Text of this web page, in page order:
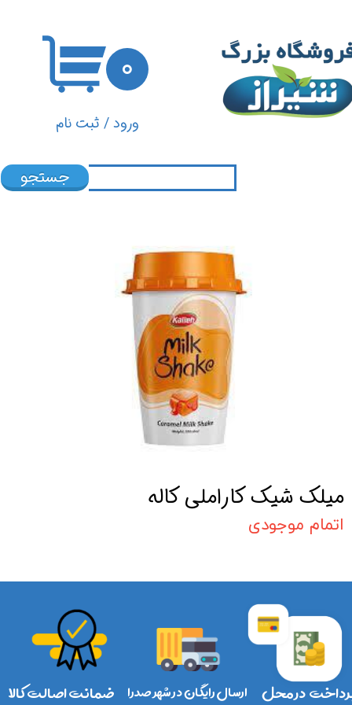
ورود/ ثبت نام
تغییر گذر واژه
سفارشات
۰
جستجو
میلک شیک کاراملی کاله
اتمام موجودی
ارسال رایگان در شهر صدرا در محل ضمانت اصالت کالا